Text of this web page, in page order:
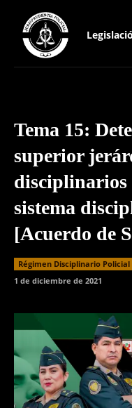
Tema 15:
superior
disciplinarios
sistema
[Acuerdo de
Régimen Disciplinario Policial
1 de diciembre de 2021